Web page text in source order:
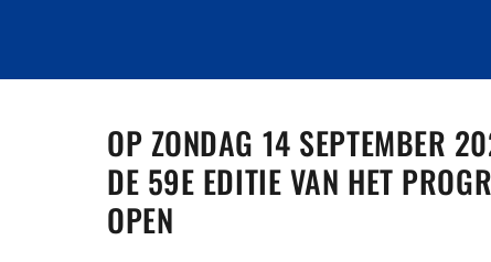
OP ZONDAG 14 SEPTEMBER
DE 59E EDITIE VAN HET
OPEN